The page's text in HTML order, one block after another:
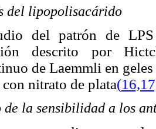
del lipopolisacárido
del patrón de
descrito por
de Laemmli en
nitrato de plata(
de la sensibilidad a los